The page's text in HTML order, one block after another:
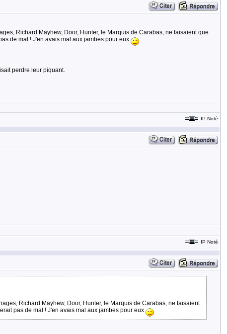
Richard Mayhew, Door, Hunter, le Marquis de Carabas, ne faisaient que
de mal ! J'en avais mal aux jambes pour eux
perdre leur piquant.
IP Noté
IP Noté
Richard Mayhew, Door, Hunter, le Marquis de Carabas, ne faisaient
pas de mal ! J'en avais mal aux jambes pour eux